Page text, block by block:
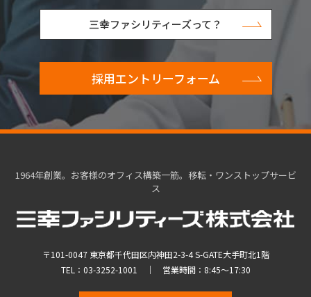
三幸ファシリティーズって？
採用エントリーフォーム
1964年創業。お客様のオフィス構築一筋。移転・ワンストップサービ
ス
〒101-0047 東京都千代田区内神田2-3-4 S-GATE大手町北1階
TEL： 03-3252-1001 ｜ 営業時間：8:45～17:30